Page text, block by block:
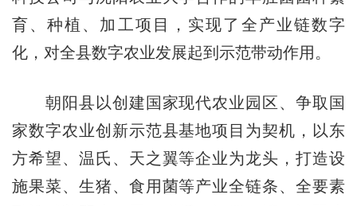
育、种植、加工项目，实现了全产业链数字
化，对全县数字农业发展起到示范带动作用。
朝阳县以创建国家现代农业园区、争取国
家数字农业创新示范县基地项目为契机，以东
方希望、温氏、天之翼等企业为龙头，打造设
施果菜、生猪、食用菌等产业全链条、全要素